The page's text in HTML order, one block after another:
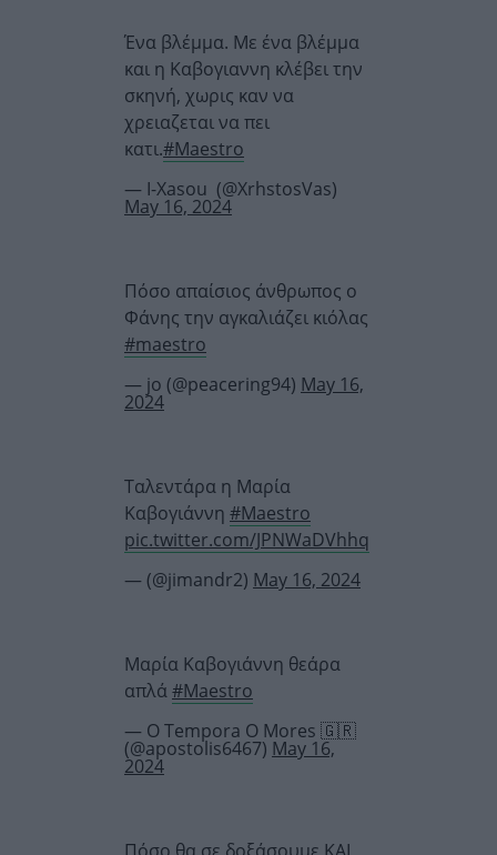
Ένα βλέμμα. Με ένα βλέμμα
και η Καβογιαννη κλέβει την
σκηνή, χωρις καν να
χρειαζεται να πει
κατι.#Maestro
— I-Xasou (@XrhstosVas)
May 16, 2024
Πόσο απαίσιος άνθρωπος ο
Φάνης την αγκαλιάζει κιόλας
#maestro
— jo (@peacering94) May 16,
2024
Ταλεντάρα η Μαρία
Καβογιάννη #Maestro
pic.twitter.com/JPNWaDVhhq
— (@jimandr2) May 16, 2024
Μαρία Καβογιάννη θεάρα
απλά#Maestro
— O Tempora O Mores 🇬🇷
(@apostolis6467) May 16,
2024